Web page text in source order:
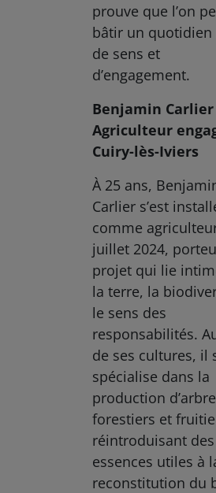
prouve que l’on
bâtir un quotidien
de sens et
d’engagement.
Benjamin Carlier
Agriculteur
Cuiry-lès-Iviers
À 25 ans,
Carlier s’est
comme
juillet 2024,
projet qui lie
la terre, la
le sens des
responsabilités.
de ses cultures, il
spécialise dans la
production
forestiers et
réintroduisant des
essences utiles à
reconstitution du